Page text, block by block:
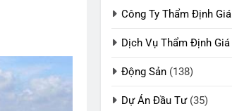
Công Ty Thẩm Định Giá
Dịch Vụ Thẩm Định Giá
Động Sản (138)
Dự Án Đầu Tư(35)